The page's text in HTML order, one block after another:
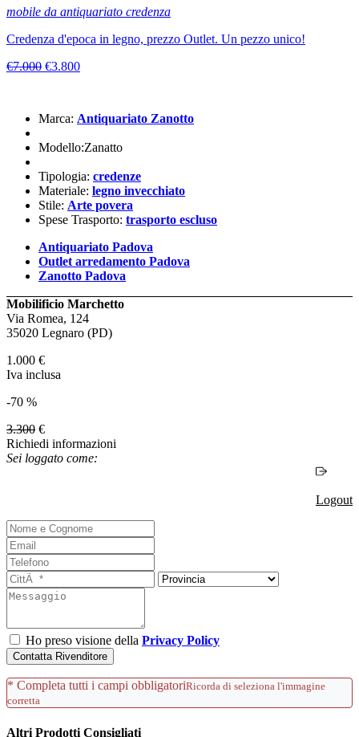
mobile da antiquariato credenza
Credenza d'epoca in legno, prezzo Outlet. Un pezzo unico!
€7.000 €3.800
Marca: Antiquariato Zanotto
Modello:Zanatto
Tipologia: credenze
Materiale: legno invecchiato
Stile: Arte povera
Spese Trasporto: trasporto escluso
Antiquariato Padova
Outlet arredamento Padova
Zanotto Padova
Mobilificio Marchetto
Via Romea, 124
35020 Legnaro (PD)
1.000 €
Iva inclusa
-70 %
3.300 €
Richiedi informazioni
Sei loggato come:
Logout
Ho preso visione della Privacy Policy
Contatta Rivenditore
* Completa tutti i campi obbligatoriRicorda di seleziona l'immagine
corretta
Altri Prodotti Consigliati